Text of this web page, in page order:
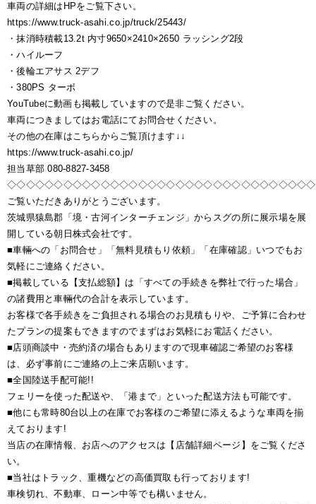
車両の詳細はHPをご覧下さい。
https://www.truck-asahi.co.jp/truck/25443/
・抹消時積載13.2t 内寸9650×2410×2650 ラッシング2段
・ハイルーフ
・後輪エアサス 2デフ
・380PS ターボ
YouTubeに動画も掲載していますので是非ご覧ください。
車両につきましてはお電話にてお問合せください。
その他の在庫はこちらからご覧頂けます↓↓
https://www.truck-asahi.co.jp/
担当草部 080-8827-3458
ご覧いただきありがとうございます。
茨城県猿島郡「境・古河インターチェンジ」からスグの所に展示場を展
開している朝日株式会社です。
■車輛への「お問合せ」「無料見積もり依頼」「在庫確認」いつでもお
気軽にご連絡ください。
■掲載している【支払総額】は「すべての手続きを弊社で行った場合」
の諸費用と車輛代の合計を表示しています。
お客様で各手続きをご負担される場合のお見積もりや、ご予算に合わせ
たプランの提案もできますのでまずはお気軽にお電話ください。
■店頭商談中・売約済の場合もありますので現車確認ご希望のお客様
は、必ず事前にご連絡の上ご来店願います。
■全国陸送手配可能!!
フェリーを使った配送や、「港まで」といった配送方法も可能です。
■他にも常時80台以上の在庫でお客様のご希望に添えるような車両を揃
えております!
当店の在庫情報、お店へのアクセスは【店舗詳細ページ】をご覧くださ
い。
■当社はトラック、重機などの高価買取も行っております!
車検切れ、不動車、ローン中等でも構いません。